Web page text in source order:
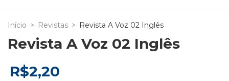
Início > Revistas > Revista A Voz 02 Inglês
Revista A Voz 02 Inglês
R$2,20